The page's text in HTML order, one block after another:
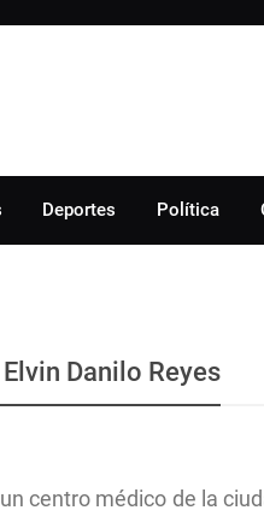
Deportes Política
Danilo Reyes
centro médico de la